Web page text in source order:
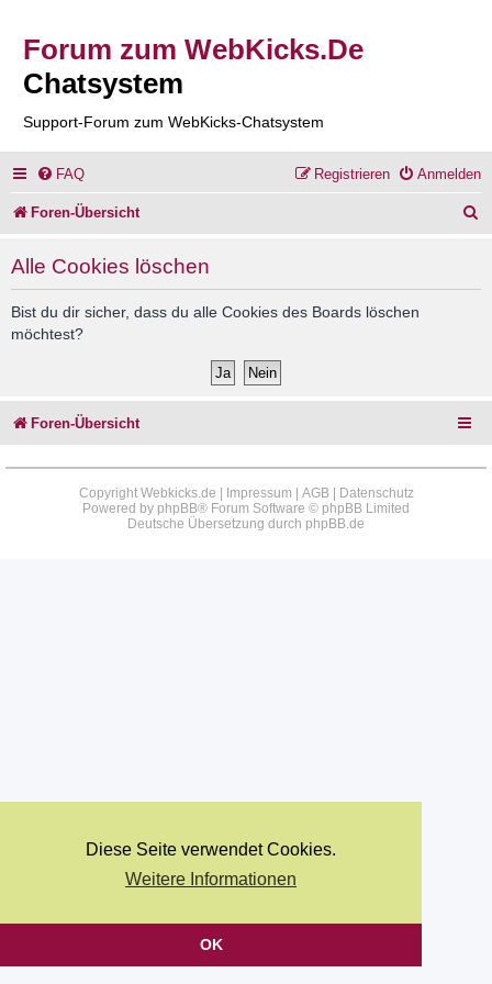
Diese Seite verwendet Cookies.
Weitere Informationen
OK
Forum zum WebKicks.De
Chatsystem
Support-Forum zum WebKicks-Chatsystem
FAQ Anmelden
Registrieren
Foren-Übersicht
Alle Cookies löschen
Bist du dir sicher, dass du alle Cookies des Boards löschen
möchtest?
Foren-Übersicht
Copyright Webkicks.de | Impressum AGB|
Datenschutz
Powered by phpBB® Forum Software © phpBB Limited
Deutsche Übersetzung durch phpBB.de